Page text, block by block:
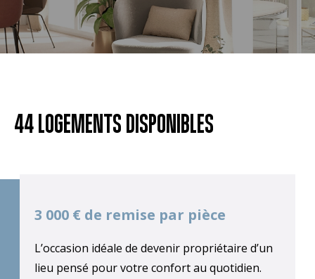
44 LOGEMENTS DISPONIBLES
3 000 € de remise par pièce
L’occasion idéale de devenir propriétaire d’un
lieu pensé pour votre confort au quotidien.